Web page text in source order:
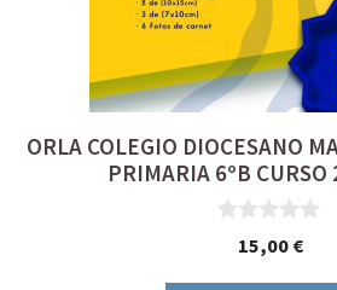
ORLA COLEGIO DIOCESANO
PRIMARIA 6ºB CURSO
15,00 €